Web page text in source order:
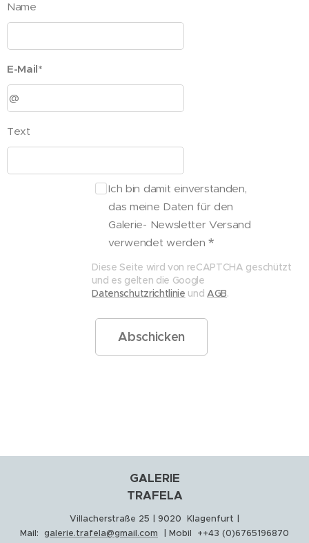
Name
E-Mail*
Text
Ich bin damit einverstanden,
das meine Daten für den
Galerie- Newsletter Versand
verwendet werden
Diese Seite wird von reCAPTCHA geschützt
und es gelten die Google
Datenschutzrichtlinie undAGB.
Abschicken
GALERIE
TRAFELA
Villacherstraße 25 | 9020 Klagenfurt |
Mail: galerie.trafela@gmail.com | Mobil ++43 (0)6765196870